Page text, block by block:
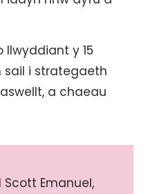
y 15
i strategaeth
a chaeau
Emanuel,